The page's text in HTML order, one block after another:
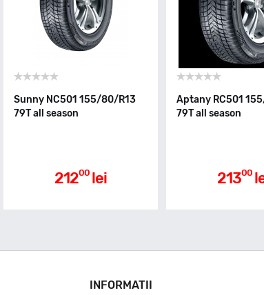
Sunny NC501 155/80/R13
79T all season
21200 lei
Aptany RC501
79T all season
21300
INFORMATII